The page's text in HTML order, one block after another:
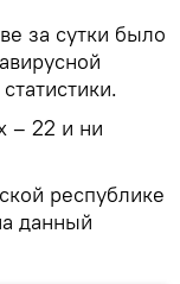
за сутки было
– 22 и ни
республике
данный